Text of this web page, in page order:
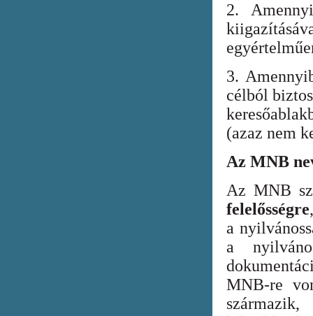
2.
3.
célból
(azaz nem
Az MNB
Az MNB
felelősségre
a
a
MNB-re